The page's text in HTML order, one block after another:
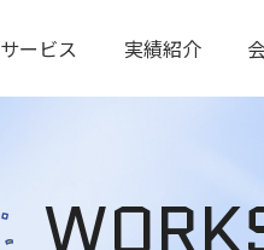
サービス 実績紹介